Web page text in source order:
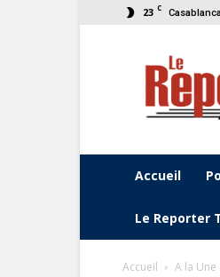
23 C
Le
Reporter
Express
Accueil
Le Reporter
Accueil A la Une